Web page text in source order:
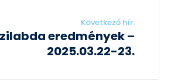
Következő hír:
eredmények –
2025.03.22-23.